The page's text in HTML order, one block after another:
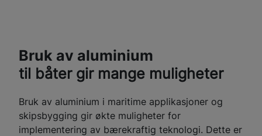
Bruk av aluminium
til båter gir mange muligheter
Bruk av aluminium i maritime applikasjoner og
skipsbygging gir økte muligheter for
implementering av bærekraftig teknologi. Dette er